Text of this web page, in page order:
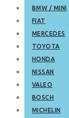
BMW / MINI
FIAT
MERCEDES
TOYOTA
HONDA
NISSAN
VALEO
BOSCH
MICHELIN